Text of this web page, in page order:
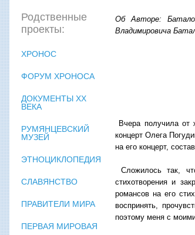
Об Авторе:
Владимировича
Вчера получила от
концерт Олега
на его концерт,
Сложилось так,
стихотворения и
романсов на его
воспринять,
поэтому меня с
Родственные
проекты:
ХРОНОС
ФОРУМ ХРОНОСА
ДОКУМЕНТЫ XX
ВЕКА
РУМЯНЦЕВСКИЙ
МУЗЕЙ
ЭТНОЦИКЛОПЕДИЯ
СЛАВЯНСТВО
ПРАВИТЕЛИ МИРА
ПЕРВАЯ МИРОВАЯ